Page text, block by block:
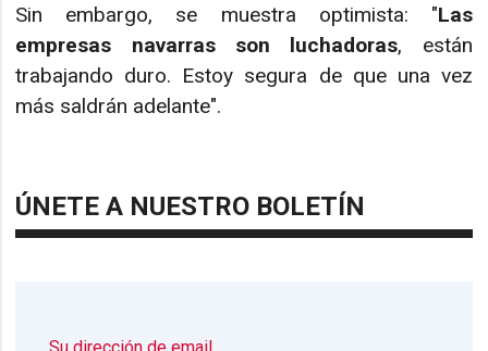
Sin embargo, se muestra optimista: "Las
empresas navarras son luchadoras, están
trabajando duro. Estoy segura de que una vez
más saldrán adelante".
ÚNETE A NUESTRO BOLETÍN